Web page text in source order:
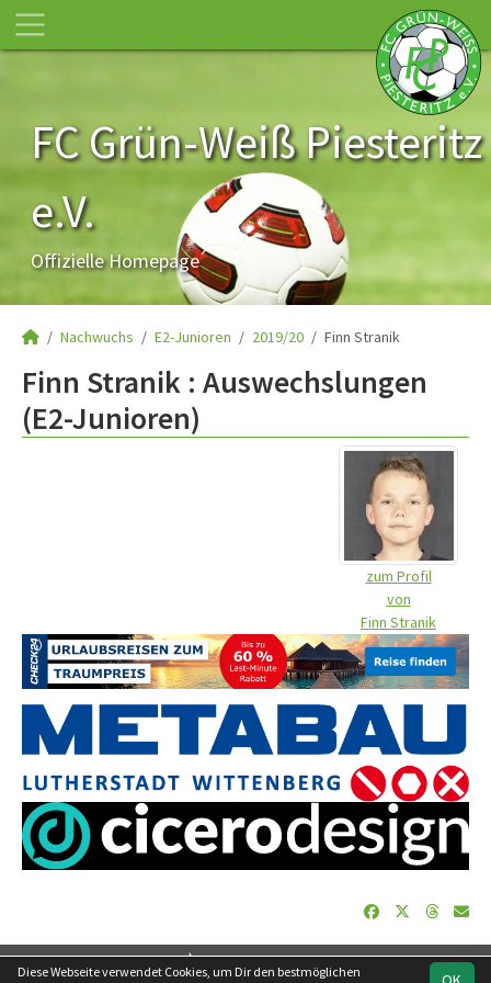
FC Grün-Weiß Piesteritz
e.V.
Offizielle Homepage
Nachwuchs E2-Junioren 2019/20 Finn Stranik
Finn Stranik : Auswechslungen
(E2-Junioren)
zum Profil
von
Finn Stranik
soccero.de
Diese Webseite verwendet Cookies, um Dir den bestmöglichen